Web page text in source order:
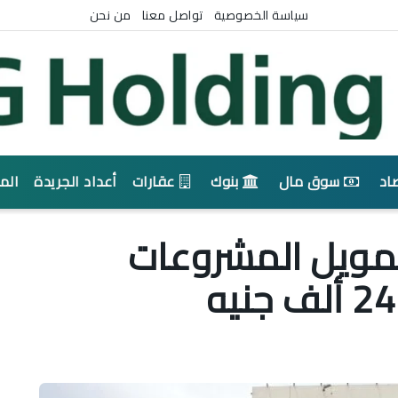
سياسة الخصوصية تواصل معنا من نحن
سوق مال بنوك عقارات أعداد الجريدة
المشروعات